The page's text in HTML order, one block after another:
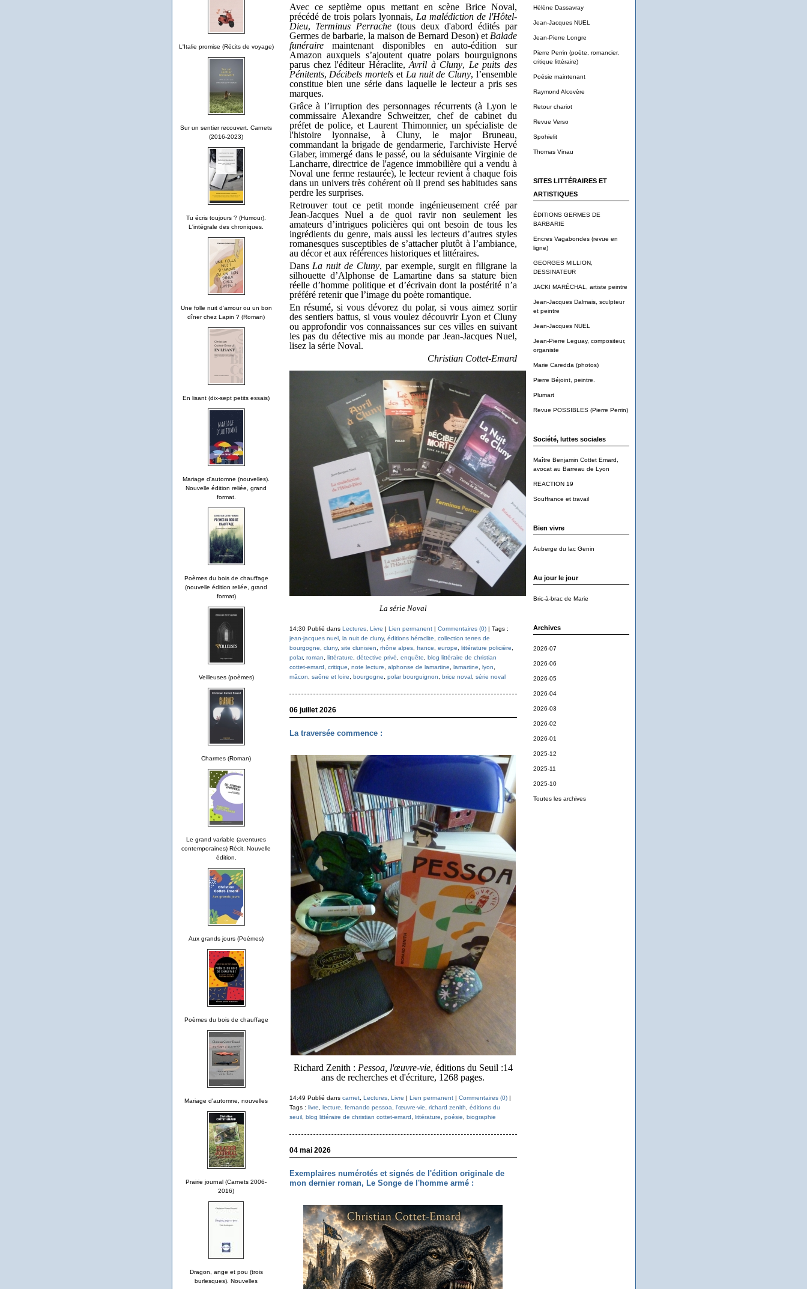
L'Italie promise (Récits de voyage)
Sur un sentier recouvert. Carnets
(2016-2023)
Tu écris toujours ? (Humour).
L'intégrale des chroniques.
Une folle nuit d'amour ou un bon
dîner chez Lapin ? (Roman)
En lisant (dix-sept petits essais)
Mariage d'automne (nouvelles).
Nouvelle édition reliée, grand
format.
Poèmes du bois de chauffage
(nouvelle édition reliée, grand
format)
Veilleuses (poèmes)
Charmes (Roman)
Le grand variable (aventures
contemporaines) Récit. Nouvelle
édition.
Aux grands jours (Poèmes)
Poèmes du bois de chauffage
Mariage d'automne, nouvelles
Prairie journal (Carnets 2006-
2016)
Dragon, ange et pou (trois
burlesques). Nouvelles
Hélène Dassavray
Jean-Jacques NUEL
Jean-Pierre Longre
Pierre Perrin (poète, romancier,
critique littéraire)
Poésie maintenant
Raymond Alcovère
Retour chariot
Revue Verso
Spohielit
Thomas Vinau
SITES LITTÉRAIRES ET
ARTISTIQUES
ÉDITIONS GERMES DE
BARBARIE
Encres Vagabondes (revue en
ligne)
GEORGES MILLION,
DESSINATEUR
JACKI MARÉCHAL, artiste peintre
Jean-Jacques Dalmais, sculpteur
et peintre
Jean-Jacques NUEL
Jean-Pierre Leguay, compositeur,
organiste
Marie Caredda (photos)
Pierre Béjoint, peintre.
Plumart
Revue POSSIBLES (Pierre Perrin)
Société, luttes sociales
Maître Benjamin Cottet Emard,
avocat au Barreau de Lyon
REACTION 19
Souffrance et travail
Bien vivre
Auberge du lac Genin
Au jour le jour
Bric-à-brac de Marie
Archives
2026-07
2026-06
2026-05
2026-04
2026-03
2026-02
2026-01
2025-12
2025-11
2025-10
Toutes les archives
Avec ce septième opus mettant en scène Brice Noval,
précédé de trois polars lyonnais, La malédiction de l'Hôtel-
Dieu, Terminus Perrache (tous deux d'abord édités par
Germes de barbarie, la maison de Bernard Deson) et Balade
funérairemaintenant disponibles en auto-édition sur
Amazon auxquels s’ajoutent quatre polars bourguignons
parus chez l'éditeur Héraclite,Avril à Cluny, Le puits des
Pénitents, Décibels mortels et La nuit de Cluny, l’ensemble
constitue bien une série dans laquelle le lecteur a pris ses
marques.
Grâce à l’irruption des personnages récurrents (à Lyon le
commissaire Alexandre Schweitzer, chef de cabinet du
préfet de police, et Laurent Thimonnier, un spécialiste de
l'histoire lyonnaise, à Cluny, le major Bruneau,
commandant la brigade de gendarmerie, l'archiviste Hervé
Glaber, immergé dans le passé, ou la séduisante Virginie de
Lancharre, directrice de l'agence immobilière qui a vendu à
Noval une ferme restaurée), le lecteur revient à chaque fois
dans un univers très cohérent où il prend ses habitudes sans
perdre les surprises.
Retrouver tout ce petit monde ingénieusement créé par
Jean-Jacques Nuel a de quoi ravir non seulement les
amateurs d’intrigues policières qui ont besoin de tous les
ingrédients du genre, mais aussi les lecteurs d’autres styles
romanesques susceptibles de s’attacher plutôt à l’ambiance,
au décor et aux références historiques et littéraires.
Dans La nuit de Cluny, par exemple, surgit en filigrane la
silhouette d’Alphonse de Lamartine dans sa stature bien
réelle d’homme politique et d’écrivain dont la postérité n’a
préféré retenir que l’image du poète romantique.
En résumé, si vous dévorez du polar, si vous aimez sortir
des sentiers battus, si vous voulez découvrir Lyon et Cluny
ou approfondir vos connaissances sur ces villes en suivant
les pas du détective mis au monde par Jean-Jacques Nuel,
lisez la série Noval.
Christian Cottet-Emard
La série Noval
14:30 Publié dans Lectures, Livre | Lien permanent| Commentaires (0)| Tags :
jean-jacques nuel, la nuit de cluny, éditions héraclite, collection terres de
bourgogne, cluny, site clunisien, rhône alpes, france, europe, littérature policière,
polar, roman, littérature, détective privé, enquête, blog littéraire de christian
cottet-emard, critique, note lecture, alphonse de lamartine, lamartine, lyon,
mâcon, saône et loire, bourgogne, polar bourguignon, brice noval, série noval
06 juillet 2026
La traversée commence :
Richard Zenith : Pessoa, l'œuvre-vie, éditions du Seuil :14
ans de recherches et d'écriture, 1268 pages.
14:49 Publié dans carnet, Lectures, Livre | Lien permanent| Commentaires (0)|
Tags : livre lecture fernando pessoa l'œuvre-vie richard zenith
éditions du
seuil, blog littéraire de christian cottet-emard littérature poésie biographie
04 mai 2026
Exemplaires numérotés et signés de l'édition originale de
mon dernier roman, Le Songe de l'homme armé :